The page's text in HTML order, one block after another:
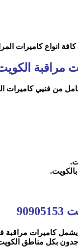
انواع كاميرات
مراقبة
من فنيي كاميرات
.
.
كاميرات مراقبة
بكل مناطق